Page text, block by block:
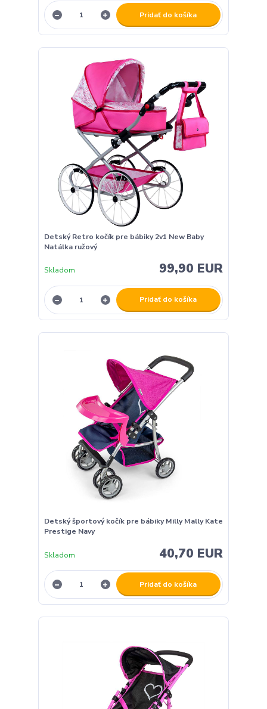
Pridať do košíka
Detský Retro kočík pre bábiky 2v1 New Baby
Natálka ružový
99,90 EUR
Skladom
Pridať do košíka
Detský športový kočík pre bábiky Milly Mally Kate
Prestige Navy
40,70 EUR
Skladom
Pridať do košíka